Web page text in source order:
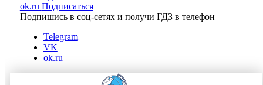
ok.ru Подписаться
Подпишись в соц-сетях и получи ГДЗ в телефон
Telegram
VK
ok.ru